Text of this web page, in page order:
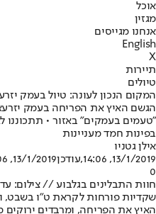
אוכל
מגזין
אנחנו מגייסים
English
X
תיירות
טיולים
המקום הנכון לעונה: טיול בעמק
הגשם האיץ את הפריחה בעמק
"טעמים בעמקים" באזור • תתכוננו
בפינות חמד מעניינות
אילן גטניו
13/1/2019, 14:06
,עודכן13/1/2019, 14:06
0
חוות התבלינים בגלבוע // צילום:
שקדיות פורחות לקראת ט״ו בשבט,
האיץ את הפריחה, ומרבדים ירוקים